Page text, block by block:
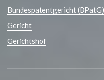
Bundespatentgericht (BPatG)
Gericht
Gerichtshof